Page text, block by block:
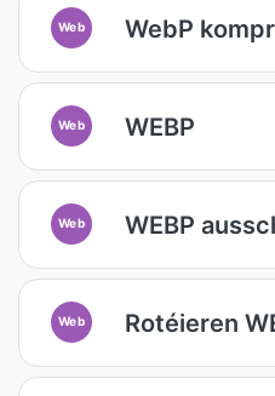
Web WebP
Web WEBP
Web WEBP
Web Rotéieren